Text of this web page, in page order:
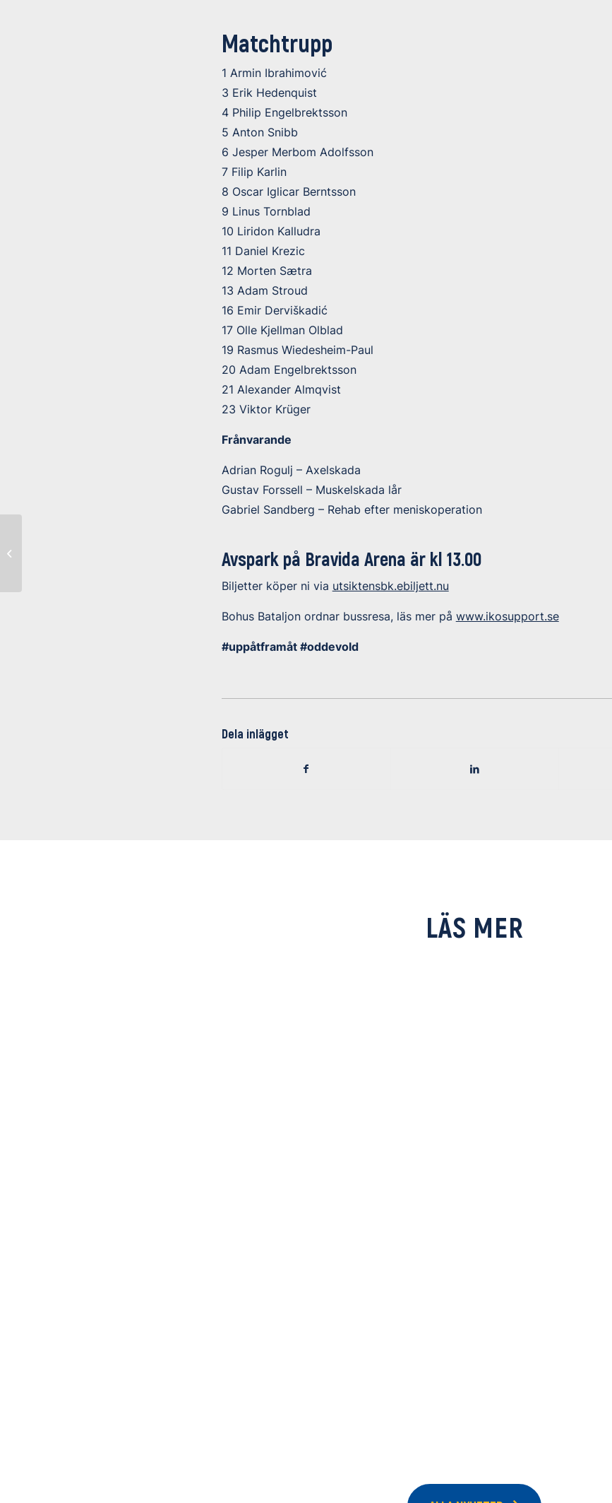
Matchtrupp
1 Armin Ibrahimović
3 Erik Hedenquist
4 Philip Engelbrektsson
5 Anton Snibb
6 Jesper Merbom Adolfsson
7 Filip Karlin
8 Oscar Iglicar Berntsson
9 Linus Tornblad
10 Liridon Kalludra
11 Daniel Krezic
12 Morten Sætra
13 Adam Stroud
16 Emir Derviškadić
17 Olle Kjellman Olblad
19 Rasmus Wiedesheim-Paul
20 Adam Engelbrektsson
21 Alexander Almqvist
23 Viktor Krüger
Frånvarande
Adrian Rogulj – Axelskada
Gustav Forssell – Muskelskada lår
Gabriel Sandberg – Rehab efter meniskoperation
Avspark på Bravida Arena är kl 13.00
Biljetter köper ni via utsiktensbk.ebiljett.nu
Bohus Bataljon ordnar bussresa, läs mer på www.ikosupport.se
#uppåtframåt #oddevold
Dela inlägget
LÄS MER